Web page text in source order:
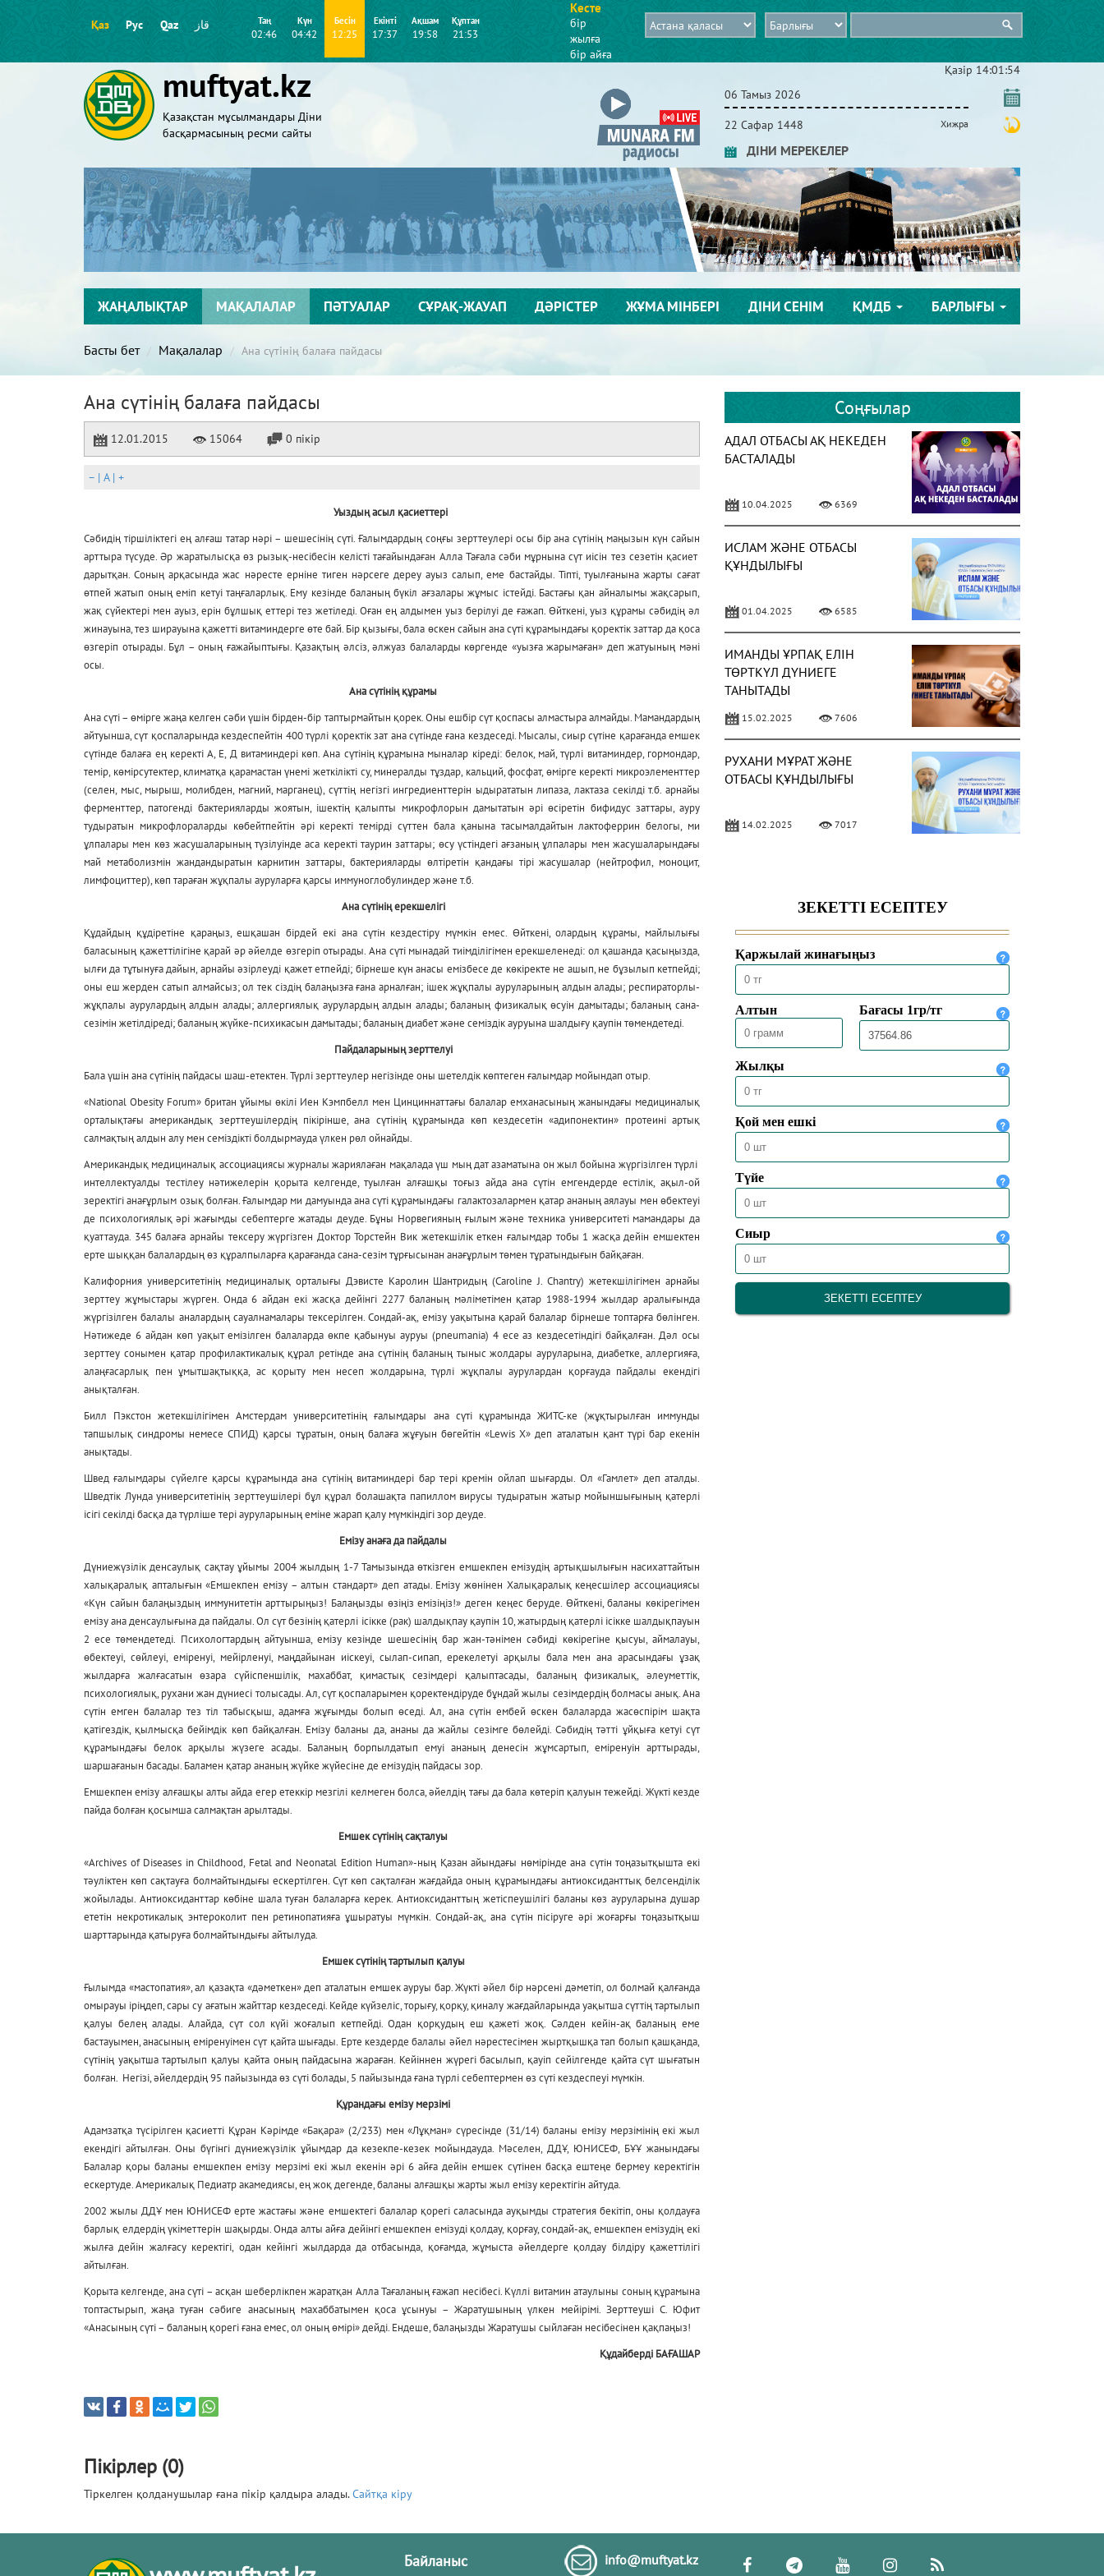
Қаз Рус Qaz قاز Таң
02:46
Күн
04:42
Бесін
12:25
Екінті
17:37
Ақшам
19:58
Құптан
21:53
Кесте
бір
жылға
бір айға
muftyat.kz
Қазақстан мұсылмандары Діни
басқармасының ресми сайты
Қазір 14:01:55
06 Тамыз 2026
22 Сафар 1448 Хижра
ДІНИ МЕРЕКЕЛЕР
ЖАҢАЛЫҚТАР МАҚАЛАЛАР ПӘТУАЛАР СҰРАҚ-ЖАУАП ДӘРІСТЕР ЖҰМА МІНБЕРІ ДІНИ СЕНІМ ҚМДБ БАРЛЫҒЫ
Басты бет Мақалалар Ана сүтінің балаға пайдасы
Ана сүтінің балаға пайдасы
12.01.2015 15064 0 пікір
– | A| +
Уыздың асыл қасиеттері
Сәбидің тіршіліктегі ең алғаш татар нәрі – шешесінің сүті. Ғалымдардың соңғы зерттеулері осы бір ана сүтінің маңызын күн сайын
арттыра түсуде. Әр жаратылысқа өз рызық-несібесін келісті тағайындаған Алла Тағала сәби мұрнына сүт иісін тез сезетін қасиет
дарытқан. Соның арқасында жас нәресте ерніне тиген нәрсеге дереу ауыз салып, еме бастайды. Тіпті, туылғанына жарты сағат
өтпей жатып оның еміп кетуі таңғаларлық. Ему кезінде баланың бүкіл ағзалары жұмыс істейді. Бастағы қан айналымы жақсарып,
жақ сүйектері мен ауыз, ерін бұлшық еттері тез жетіледі. Оған ең алдымен уыз берілуі де ғажап. Өйткені, уыз құрамы сәбидің әл
жинауына, тез ширауына қажетті витаминдерге өте бай. Бір қызығы, бала өскен сайын ана сүті құрамындағы қоректік заттар да қоса
өзгеріп отырады. Бұл – оның ғажайыптығы. Қазақтың әлсіз, әлжуаз балаларды көргенде «уызға жарымаған» деп жатуының мәні
осы.
Ана сүтінің құрамы
Ана сүті – өмірге жаңа келген сәби үшін бірден-бір таптырмайтын қорек. Оны ешбір сүт қоспасы алмастыра алмайды. Мамандардың
айтуынша, сүт қоспаларында кездеспейтін 400 түрлі қоректік зат ана сүтінде ғана кездеседі. Мысалы, сиыр сүтіне қарағанда емшек
сүтінде балаға ең керекті А, Е, Д витаминдері көп. Ана сүтінің құрамына мыналар кіреді: белок, май, түрлі витаминдер, гормондар,
темір, көмірсутектер, климатқа қарамастан үнемі жеткілікті су, минералды тұздар, кальций, фосфат, өмірге керекті микроэлементтер
(селен, мыс, мырыш, молибден, магний, марганец), сүттің негізгі ингредиенттерін ыдырататын липаза, лактаза секілді т.б. арнайы
ферменттер, патогенді бактерияларды жоятын, ішектің қалыпты микрофлорын дамытатын әрі өсіретін бифидус заттары, ауру
тудыратын микрофлораларды көбейтпейтін әрі керекті темірді сүттен бала қанына тасымалдайтын лактоферрин белогы, ми
ұлпалары мен көз жасушаларының түзілуінде аса керекті таурин заттары; өсу үстіндегі ағзаның ұлпалары мен жасушаларындағы
май метаболизмін жандандыратын карнитин заттары, бактерияларды өлтіретін қандағы тірі жасушалар (нейтрофил, моноцит,
лимфоциттер), көп тараған жұқпалы ауруларға қарсы иммуноглобулиндер және т.б.
Ана сүтінің ерекшелігі
Құдайдың құдіретіне қараңыз, ешқашан бірдей екі ана сүтін кездестіру мүмкін емес. Өйткені, олардың құрамы, майлылығы
баласының қажеттілігіне қарай әр әйелде өзгеріп отырады. Ана сүті мынадай тиімділігімен ерекшеленеді: ол қашанда қасыңызда,
ылғи да тұтынуға дайын, арнайы әзірлеуді қажет етпейді; бірнеше күн анасы емізбесе де көкіректе не ашып, не бұзылып кетпейді;
оны еш жерден сатып алмайсыз; ол тек сіздің балаңызға ғана арналған; ішек жұқпалы ауруларының алдын алады; респираторлы-
жұқпалы аурулардың алдын алады; аллергиялық аурулардың алдын алады; баланың физикалық өсуін дамытады; баланың сана-
сезімін жетілдіреді; баланың жүйке-психикасын дамытады; баланың диабет және семіздік ауруына шалдығу қаупін төмендетеді.
Пайдаларының зерттелуі
Бала үшін ана сүтінің пайдасы шаш-етектен. Түрлі зерттеулер негізінде оны шетелдік көптеген ғалымдар мойындап отыр.
«National Obesity Forum» британ ұйымы өкілі Иен Кэмпбелл мен Цинциннаттағы балалар емханасының жанындағы медициналық
орталықтағы американдық зерттеушілердің пікірінше, ана сүтінің құрамында көп кездесетін «адипонектин» протеині артық
салмақтың алдын алу мен семіздікті болдырмауда үлкен рөл ойнайды.
Американдық медициналық ассоциациясы журналы жариялаған мақалада үш мың дат азаматына он жыл бойына жүргізілген түрлі
интеллектуалды тестілеу нәтижелерін қорыта келгенде, туылған алғашқы тоғыз айда ана сүтін емгендерде естілік, ақыл-ой
зеректігі анағұрлым озық болған. Ғалымдар ми дамуында ана сүті құрамындағы галактозалармен қатар ананың аялауы мен өбектеуі
де психологиялық әрі жағымды себептерге жатады деуде. Бұны Норвегияның ғылым және техника университеті мамандары да
қуаттауда. 345 балаға арнайы тексеру жүргізген Доктор Торстейн Вик жетекшілік еткен ғалымдар тобы 1 жасқа дейін емшектен
ерте шыққан балалардың өз құралпыларға қарағанда сана-сезім тұрғысынан анағұрлым төмен тұратындығын байқаған.
Калифорния университетінің медициналық орталығы Дэвисте Каролин Шантридың (Caroline J. Chantry) жетекшілігімен арнайы
зерттеу жұмыстары жүрген. Онда 6 айдан екі жасқа дейінгі 2277 баланың мәліметімен қатар 1988-1994 жылдар аралығында
жүргізілген балалы аналардың сауалнамалары тексерілген. Сондай-ақ, емізу уақытына қарай балалар бірнеше топтарға бөлінген.
Нәтижеде 6 айдан көп уақыт емізілген балаларда өкпе қабынуы ауруы (pneumania) 4 есе аз кездесетіндігі байқалған. Дәл осы
зерттеу сонымен қатар профилактикалық құрал ретінде ана сүтінің баланың тыныс жолдары ауруларына, диабетке, аллергияға,
алаңғасарлық пен ұмытшақтыққа, ас қорыту мен несеп жолдарына, түрлі жұқпалы аурулардан қорғауда пайдалы екендігі
анықталған.
Билл Пэкстон жетекшілігімен Амстердам университетінің ғалымдары ана сүті құрамында ЖИТС-ке (жұқтырылған иммунды
тапшылық синдромы немесе СПИД) қарсы тұратын, оның балаға жұғуын бөгейтін «Lewis X» деп аталатын қант түрі бар екенін
анықтады.
Швед ғалымдары сүйелге қарсы құрамында ана сүтінің витаминдері бар тері кремін ойлап шығарды. Ол «Гамлет» деп аталды.
Шведтік Лунда университетінің зерттеушілері бұл құрал болашақта папиллом вирусы тудыратын жатыр мойыншығының қатерлі
ісігі секілді басқа да түрліше тері ауруларының еміне жарап қалу мүмкіндігі зор деуде.
Емізу анаға да пайдалы
Дүниежүзілік денсаулық сақтау ұйымы 2004 жылдың 1-7 Тамызында өткізген емшекпен емізудің артықшылығын насихаттайтын
халықаралық апталығын «Емшекпен емізу – алтын стандарт» деп атады. Емізу жөнінен Халықаралық кеңесшілер ассоциациясы
«Күн сайын балаңыздың иммунитетін арттырыңыз! Балаңызды өзіңіз емізіңіз!» деген кеңес беруде. Өйткені, баланы көкірегімен
емізу ана денсаулығына да пайдалы. Ол сүт безінің қатерлі ісікке (рак) шалдықпау қаупін 10, жатырдың қатерлі ісікке шалдықпауын
2 есе төмендетеді. Психологтардың айтуынша, емізу кезінде шешесінің бар жан-тәнімен сәбиді көкірегіне қысуы, аймалауы,
өбектеуі, сөйлеуі, еміренуі, мейірленуі, маңдайынан иіскеуі, сылап-сипап, ерекелетуі арқылы бала мен ана арасындағы ұзақ
жылдарға жалғасатын өзара сүйіспеншілік, махаббат, қимастық сезімдері қалыптасады, баланың физикалық, әлеуметтік,
психологиялық, рухани жан дүниесі толысады. Ал, сүт қоспаларымен қоректендіруде бұндай жылы сезімдердің болмасы анық. Ана
сүтін емген балалар тез тіл табысқыш, адамға жұғымды болып өседі. Ал, ана сүтін ембей өскен балаларда жасөспірім шақта
қатігездік, қылмысқа бейімдік көп байқалған. Емізу баланы да, ананы да жайлы сезімге бөлейді. Сәбидің тәтті ұйқыға кетуі сүт
құрамындағы белок арқылы жүзеге асады. Баланың борпылдатып емуі ананың денесін жұмсартып, еміренуін арттырады,
шаршағанын басады. Баламен қатар ананың жүйке жүйесіне де емізудің пайдасы зор.
Емшекпен емізу алғашқы алты айда егер етеккір мезгілі келмеген болса, әйелдің тағы да бала көтеріп қалуын тежейді. Жүкті кезде
пайда болған қосымша салмақтан арылтады.
Емшек сүтінің сақталуы
«Archives of Diseases in Childhood, Fetal and Neonatal Edition Human»-ның Қазан айындағы нөмірінде ана сүтін тоңазытқышта екі
тәуліктен көп сақтауға болмайтындығы ескертілген. Сүт көп сақталған жағдайда оның құрамындағы антиоксиданттық белсенділік
жойылады. Антиоксиданттар көбіне шала туған балаларға керек. Антиоксиданттың жетіспеушілігі баланы көз ауруларына душар
ететін некротикалық энтероколит пен ретинопатияға ұшыратуы мүмкін. Сондай-ақ, ана сүтін пісіруге әрі жоғарғы тоңазытқыш
шарттарында қатыруға болмайтындығы айтылуда.
Емшек сүтінің тартылып қалуы
Ғылымда «мастопатия», ал қазақта «дәметкен» деп аталатын емшек ауруы бар. Жүкті әйел бір нәрсені дәметіп, ол болмай қалғанда
омырауы іріңдеп, сары су ағатын жайттар кездеседі. Кейде күйзеліс, торығу, қорқу, қиналу жағдайларында уақытша сүттің тартылып
қалуы белең алады. Алайда, сүт сол күйі жоғалып кетпейді. Одан қорқудың еш қажеті жоқ. Сәлден кейін-ақ баланың еме
бастауымен, анасының еміренуімен сүт қайта шығады. Ерте кездерде балалы әйел нәрестесімен жыртқышқа тап болып қашқанда,
сүтінің уақытша тартылып қалуы қайта оның пайдасына жараған. Кейіннен жүрегі басылып, қауіп сейілгенде қайта сүт шығатын
болған. Негізі, әйелдердің 95 пайызында өз сүті болады, 5 пайызында ғана түрлі себептермен өз сүті кездеспеуі мүмкін.
Құрандағы емізу мерзімі
Адамзатқа түсірілген қасиетті Құран Кәрімде «Бақара» (2/233) мен «Лұқман» сүресінде (31/14) баланы емізу мерзімінің екі жыл
екендігі айтылған. Оны бүгінгі дүниежүзілік ұйымдар да кезекпе-кезек мойындауда. Мәселен, ДДҰ, ЮНИСЕФ, БҰҰ жанындағы
Балалар қоры баланы емшекпен емізу мерзімі екі жыл екенін әрі 6 айға дейін емшек сүтінен басқа ештеңе бермеу керектігін
ескертуде. Америкалық Педиатр акамедиясы, ең жоқ дегенде, баланы алғашқы жарты жыл емізу керектігін айтуда.
2002 жылы ДДҰ мен ЮНИСЕФ ерте жастағы және емшектегі балалар қорегі саласында ауқымды стратегия бекітіп, оны қолдауға
барлық елдердің үкіметтерін шақырды. Онда алты айға дейінгі емшекпен емізуді қолдау, қорғау, сондай-ақ, емшекпен емізудің екі
жылға дейін жалғасу керектігі, одан кейінгі жылдарда да отбасында, қоғамда, жұмыста әйелдерге қолдау білдіру қажеттілігі
айтылған.
Қорыта келгенде, ана сүті – асқан шеберлікпен жаратқан Алла Тағаланың ғажап несібесі. Күллі витамин атаулыны соның құрамына
топтастырып, жаңа туған сәбиге анасының махаббатымен қоса ұсынуы – Жаратушының үлкен мейірімі. Зерттеуші С. Юфит
«Анасының сүті – баланың қорегі ғана емес, ол оның өмірі» дейді. Ендеше, балаңызды Жаратушы сыйлаған несібесінен қақпаңыз!
Құдайберді БАҒАШАР
Пікірлер (0)
Тіркелген қолданушылар ғана пікір қалдыра алады.Сайтқа кіру
Соңғылар
АДАЛ ОТБАСЫ АҚ НЕКЕДЕН
БАСТАЛАДЫ
10.04.2025 6369
ИСЛАМ ЖӘНЕ ОТБАСЫ
ҚҰНДЫЛЫҒЫ
01.04.2025 6585
ИМАНДЫ ҰРПАҚ ЕЛІН
ТӨРТКҮЛ ДҮНИЕГЕ
ТАНЫТАДЫ
15.02.2025 7606
РУХАНИ МҰРАТ ЖӘНЕ
ОТБАСЫ ҚҰНДЫЛЫҒЫ
14.02.2025 7017
05.02.2025 6513
ДӘСТҮРЛІ ТӘРБИЕ –
БЕРЕКЕЛІ ҮЙДІҢ ІРГЕТАСЫ
03.02.2025
Байланыс info@muftyat.kz